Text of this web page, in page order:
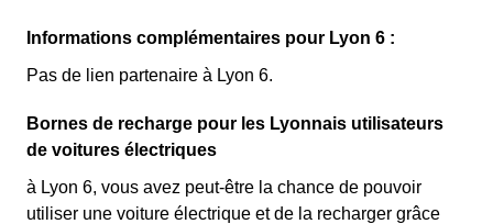
Informations complémentaires pour Lyon 6 :
Pas de lien partenaire à Lyon 6.
Bornes de recharge pour les Lyonnais utilisateurs
de voitures électriques
à Lyon 6, vous avez peut-être la chance de pouvoir
utiliser une voiture électrique et de la recharger grâce